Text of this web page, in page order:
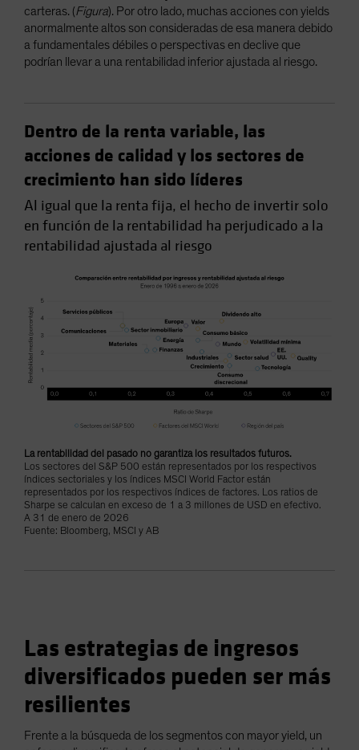
carteras. (Figura). Por otro lado, muchas acciones con yields
anormalmente altos son consideradas de esa manera debido
a fundamentales débiles o perspectivas en declive que
podrían llevar a una rentabilidad inferior ajustada al riesgo.
Dentro de la renta variable, las
acciones de calidad y los sectores de
crecimiento han sido líderes
Al igual que la renta fija, el hecho de invertir solo
en función de la rentabilidad ha perjudicado a la
rentabilidad ajustada al riesgo
La rentabilidad del pasado no garantiza los resultados futuros.
Los sectores del S&P 500 están representados por los respectivos
índices sectoriales y los índices MSCI World Factor están
representados por los respectivos índices de factores. Los ratios de
Sharpe se calculan en exceso de 1 a 3 millones de USD en efectivo.
A 31 de enero de 2026
Fuente: Bloomberg, MSCI y AB
Las estrategias de ingresos
diversificados pueden ser más
resilientes
Frente a la búsqueda de los segmentos con mayor yield, un